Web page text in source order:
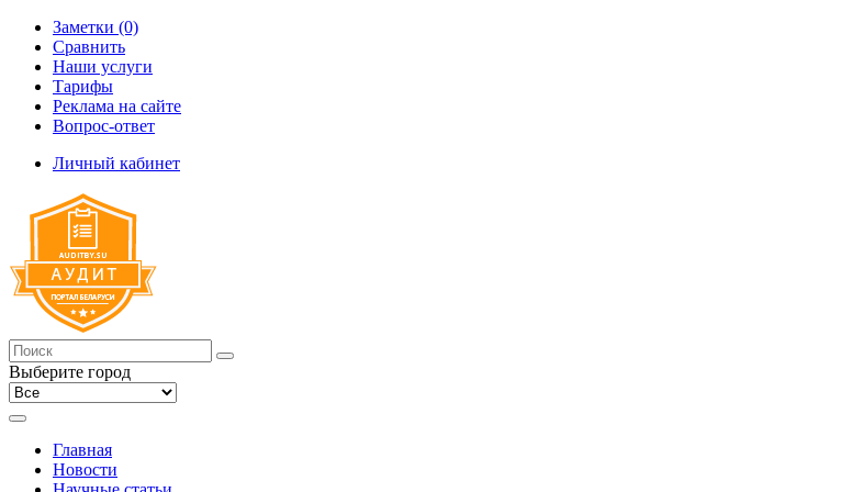
Заметки (0)
Сравнить
Наши услуги
Тарифы
Реклама на сайте
Вопрос-ответ
Личный кабинет
Выберите город
Главная
Новости